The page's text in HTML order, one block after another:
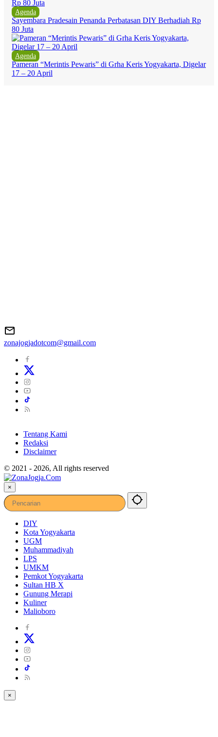
Agenda
Sayembara Pradesain Penanda Perbatasan DIY Berhadiah Rp
80 Juta
Agenda
Pameran “Merintis Pewaris” di Grha Keris Yogyakarta, Digelar
17 – 20 April
zonajogjadotcom@gmail.com
Tentang Kami
Redaksi
Disclaimer
© 2021 - 2026, All rights reserved
×
DIY
Kota Yogyakarta
UGM
Muhammadiyah
LPS
UMKM
Pemkot Yogyakarta
Sultan HB X
Gunung Merapi
Kuliner
Malioboro
×